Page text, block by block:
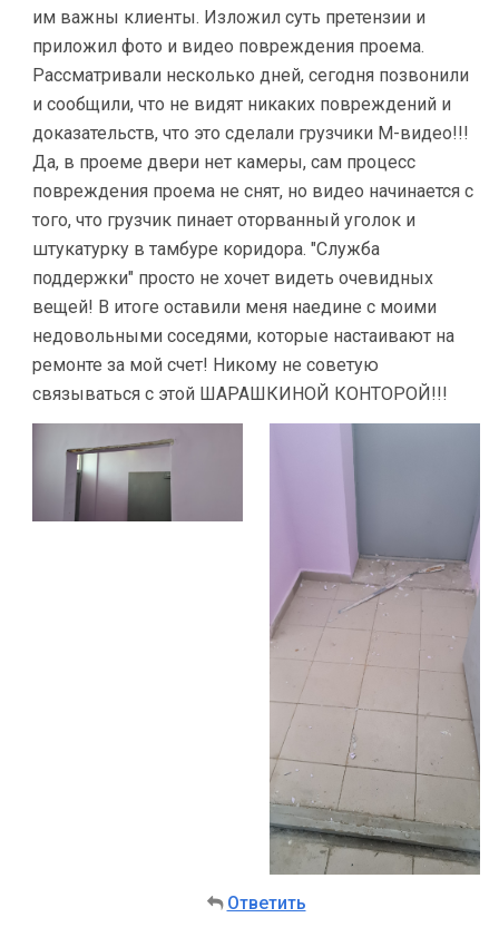
им важны клиенты. Изложил суть претензии и
приложил фото и видео повреждения проема.
Рассматривали несколько дней, сегодня позвонили
и сообщили, что не видят никаких повреждений и
доказательств, что это сделали грузчики М-видео!!!
Да, в проеме двери нет камеры, сам процесс
повреждения проема не снят, но видео начинается с
того, что грузчик пинает оторванный уголок и
штукатурку в тамбуре коридора. "Служба
поддержки" просто не хочет видеть очевидных
вещей! В итоге оставили меня наедине с моими
недовольными соседями, которые настаивают на
ремонте за мой счет! Никому не советую
связываться с этой ШАРАШКИНОЙ КОНТОРОЙ!!!
Ответить